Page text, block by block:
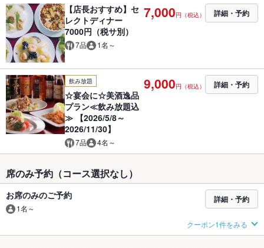
【店長おすすめ】セ
レクトディナー
7000円（税サ別）
7品 1名～
7,000円（税込） 詳細・予約
飲み放題
☆宴会に☆美酒逸品
プラン≪飲み放題込
≫ 【2026/5/8～
2026/11/30】
7品 4名～
9,000円（税込） 詳細・予約
席のみ予約（コース選択なし）
お席のみのご予約
1名～
詳細・予約
クーポン1件をみる